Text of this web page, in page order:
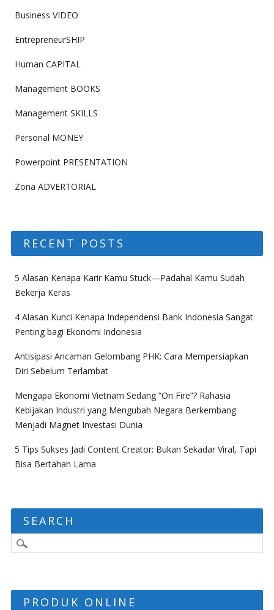
Business VIDEO
EntrepreneurSHIP
Human CAPITAL
Management BOOKS
Management SKILLS
Personal MONEY
Powerpoint PRESENTATION
Zona ADVERTORIAL
RECENT POSTS
5 Alasan Kenapa Karir Kamu Stuck—Padahal Kamu Sudah
Bekerja Keras
4 Alasan Kunci Kenapa Independensi Bank Indonesia Sangat
Penting bagi Ekonomi Indonesia
Antisipasi Ancaman Gelombang PHK: Cara Mempersiapkan
Diri Sebelum Terlambat
Mengapa Ekonomi Vietnam Sedang “On Fire”? Rahasia
Kebijakan Industri yang Mengubah Negara Berkembang
Menjadi Magnet Investasi Dunia
5 Tips Sukses Jadi Content Creator: Bukan Sekadar Viral, Tapi
Bisa Bertahan Lama
SEARCH
PRODUK ONLINE